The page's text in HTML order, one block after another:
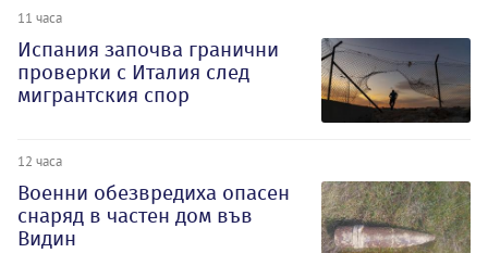
11 часа
Испания започва гранични
проверки с Италия след
мигрантския спор
12 часа
Военни обезвредиха опасен
снаряд в частен дом във
Видин